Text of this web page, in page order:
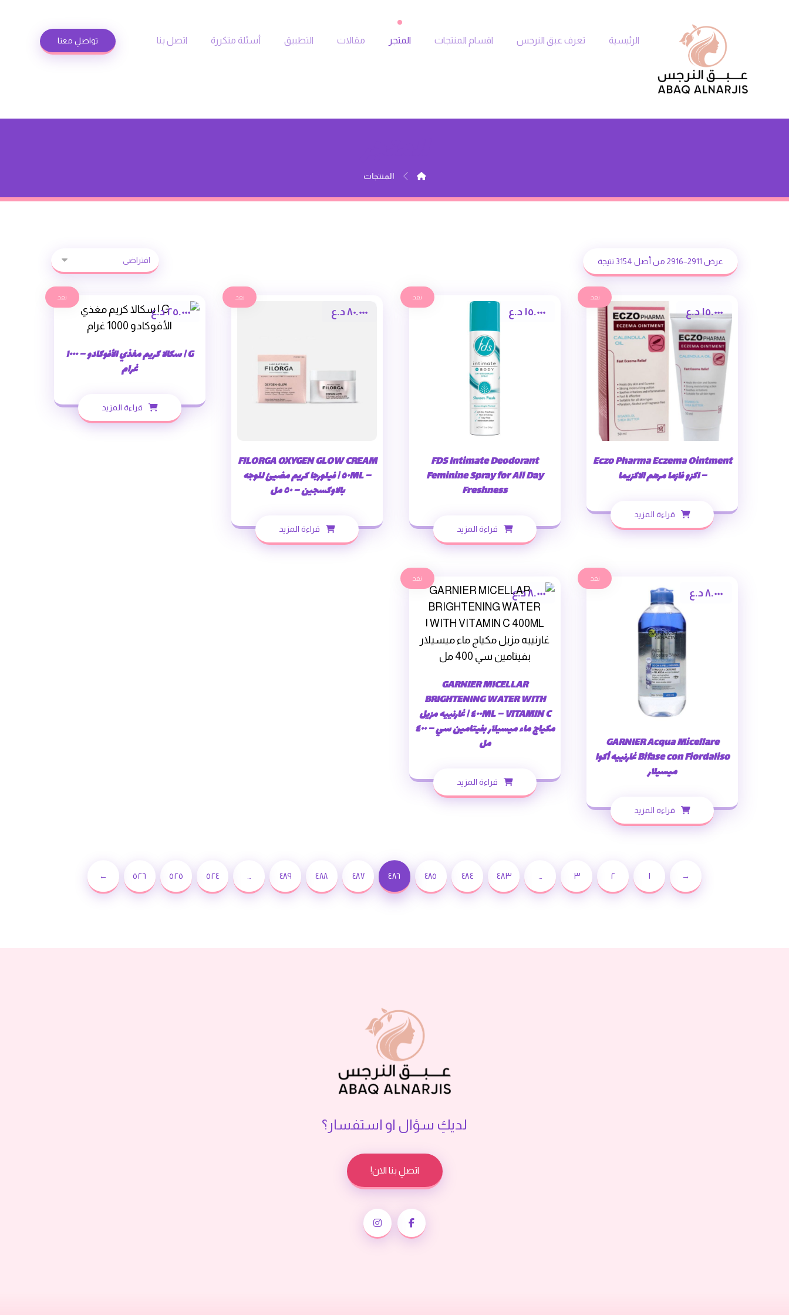
تواصلِ معنا الرئيسية تعرف عبق النرجس اقسام المنتجات المتجر مقالات التطبيق أسئلة متكررة اتصل بنا
المنتجات
عرض 2911–2916 من أصل 3154 نتيجة
Eczo Pharma Eczema Ointment
– اكزو فازما مرهم الاكزيما
١٥.٠٠٠د.ع
نفد
قراءة المزيد
FDS Intimate Deodorant
Feminine Spray for All Day
Freshness
١٥.٠٠٠ د.ع
نفد
قراءة المزيد
FILORGA OXYGEN GLOW CREAM
– ٥٠ML | فيلورجا كريم مضيئ للوجه
بالاوكسجين – ٥٠ مل
٨٠.٠٠٠د.ع
نفد
قراءة المزيد
G | سكالا كريم مغذي الأفوكادو – ١٠٠٠
غرام
٢٥.٠٠٠د.ع
نفد
قراءة المزيد
GARNIER Acqua Micellare
Bifase con Fiordaliso غارنييه أكوا
ميسيلار
٨.٠٠٠ د.ع
نفد
قراءة المزيد
GARNIER MICELLAR
BRIGHTENING WATER WITH
VITAMIN C – ٤٠٠ML | غارنييه مزيل
مكياج ماء ميسيلار بفيتامين سي – ٤٠٠
مل
٨.٠٠٠د.ع
نفد
قراءة المزيد
→ ١ ٢ ٣ ٤٨٣ ٤٨٤ ٤٨٥ ٤٨٦ ٤٨٧ ٤٨٨ ٤٨٩ ٥٢٤ ٥٢٥ ٥٢٦ ←
لديكِ سؤال او استفسار؟
اتصلِ بنا الان!